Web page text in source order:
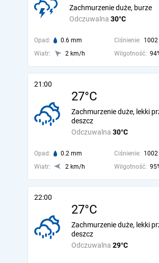
Odczuwalna 30°C
Zachmurzenie duże, burze
Opad: 0.6 mm Ciśnienie: 1002
Wiatr:
2 km/h Wilgotność:
21:00
27°C
Odczuwalna 30°C
Zachmurzenie duże, lekki
deszcz
Opad: 0.2 mm Ciśnienie: 1002
Wiatr:
2 km/h Wilgotność:
22:00
27°C
Odczuwalna 29°C
Zachmurzenie duże, lekki
deszcz